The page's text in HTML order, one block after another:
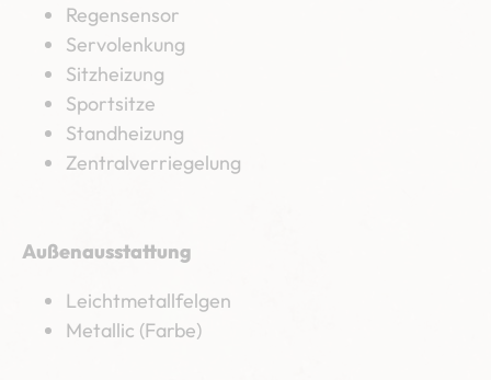
Regensensor
Servolenkung
Sitzheizung
Sportsitze
Standheizung
Zentralverriegelung
Außenausstattung
Leichtmetallfelgen
Metallic (Farbe)